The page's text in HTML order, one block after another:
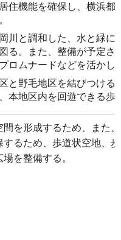
住機能を確保し、横浜都
川と調和した、水と緑に
る。また、整備が予定さ
ロムナードなどを活かし
と野毛地区を結びつける
本地区内を回遊できる歩
を形成するため、また
るため、歩道状空地、
を整備する。